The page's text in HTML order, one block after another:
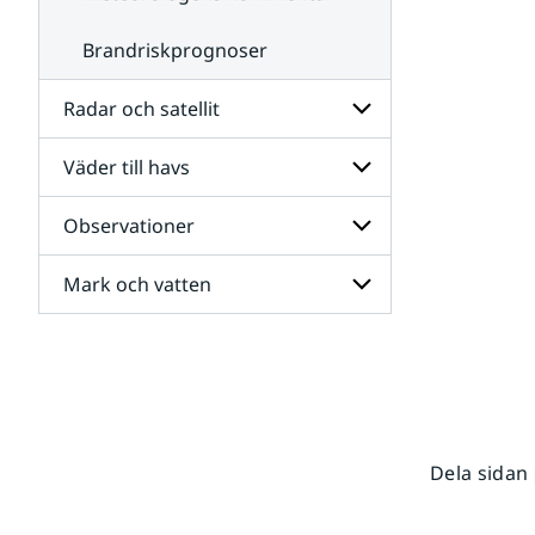
Brandriskprognoser
Radar och satellit
Undersidor
för
Radar
och
satellit
Väder till havs
Undersidor
för
Väder
till
havs
Observationer
Undersidor
för
Mark och vatten
Dela sidan